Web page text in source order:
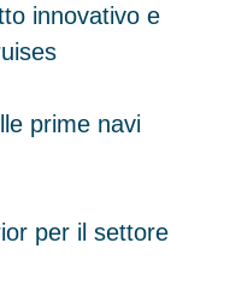
innovativo e
prime navi
per il settore